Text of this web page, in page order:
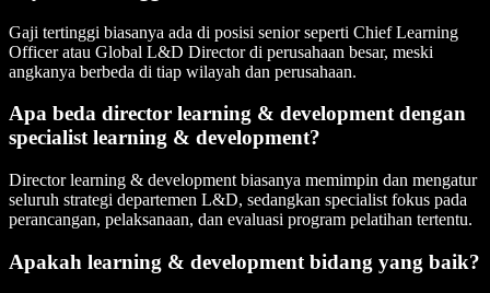
Gaji tertinggi biasanya ada di posisi senior seperti Chief Learning
Officer atau Global L&D Director di perusahaan besar, meski
angkanya berbeda di tiap wilayah dan perusahaan.
Apa beda director learning & development dengan
specialist learning & development?
Director learning & development biasanya memimpin dan mengatur
seluruh strategi departemen L&D, sedangkan specialist fokus pada
perancangan, pelaksanaan, dan evaluasi program pelatihan tertentu.
Apakah learning & development bidang yang baik?